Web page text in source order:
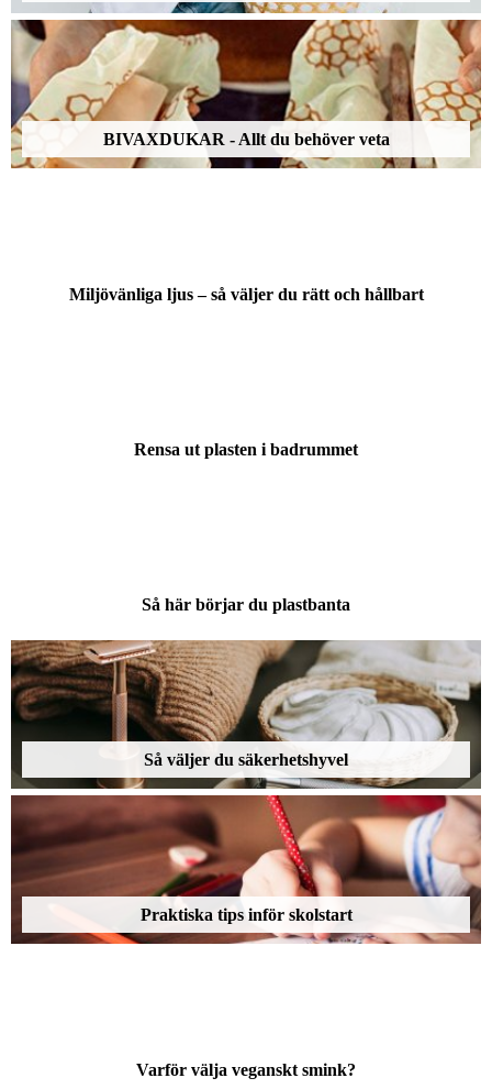
BIVAXDUKAR - Allt du behöver veta
Miljövänliga ljus – så väljer du rätt och hållbart
Rensa ut plasten i badrummet
Så här börjar du plastbanta
Så väljer du säkerhetshyvel
Praktiska tips inför skolstart
Varför välja veganskt smink?